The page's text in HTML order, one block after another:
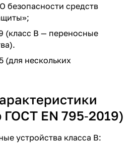
безопасности средств
(класс B — переносные
(для нескольких
ГОСТ EN 795‑2019)
устройства класса B: